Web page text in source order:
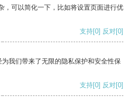
，可以简化一下，比如将设置页面进行优
支持[0] 反对[0]
我们带来了无限的隐私保护和安全性保
支持[0] 反对[0]